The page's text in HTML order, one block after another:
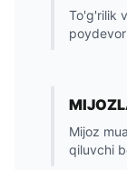
To'g'rilik
Mijoz
qiluvchi